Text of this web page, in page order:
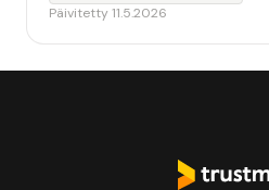
Päivitetty 11.5.2026